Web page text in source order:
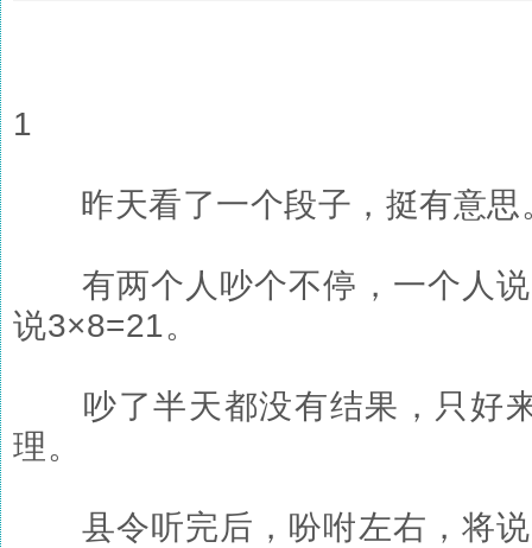
1
昨天看了一个段子，挺有意思
有两个人吵个不停，一个人说
说3×8=21。
吵了半天都没有结果，只好
理。
县令听完后，吩咐左右，将说